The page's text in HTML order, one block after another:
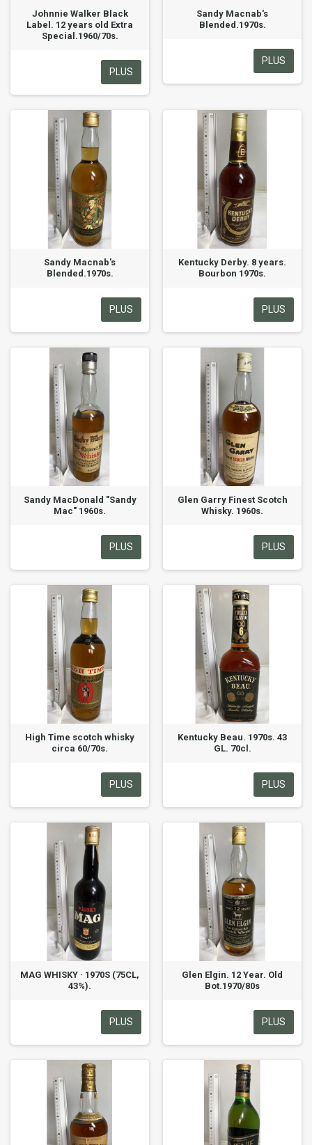
Johnnie Walker Black
Label. 12 years old Extra
Special.1960/70s.
PLUS
Sandy Macnab's
Blended.1970s.
PLUS
Sandy Macnab's
Blended.1970s.
PLUS
Kentucky Derby. 8 years.
Bourbon 1970s.
PLUS
Sandy MacDonald "Sandy
Mac" 1960s.
PLUS
Glen Garry Finest Scotch
Whisky. 1960s.
PLUS
High Time scotch whisky
circa 60/70s.
PLUS
Kentucky Beau. 1970s. 43
GL. 70cl.
PLUS
MAG WHISKY · 1970S (75CL,
43%).
PLUS
Glen Elgin. 12 Year. Old
Bot.1970/80s
PLUS